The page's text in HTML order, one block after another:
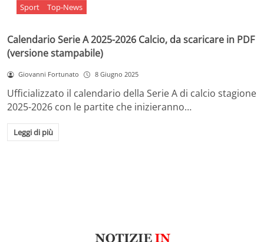
Sport Top-News
Calendario Serie A 2025-2026 Calcio, da scaricare in PDF
(versione stampabile)
Giovanni Fortunato 8 Giugno 2025
Ufficializzato il calendario della Serie A di calcio stagione
2025-2026 con le partite che inizieranno…
Leggi di più